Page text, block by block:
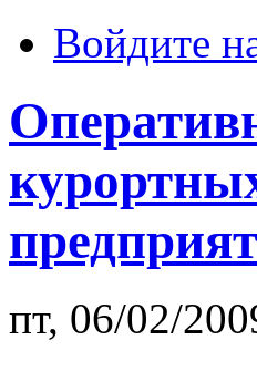
Войдите
пт, 06/02/